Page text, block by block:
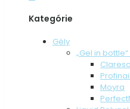
Kategórie
Gély
„Gel in
Claresa
Moyra